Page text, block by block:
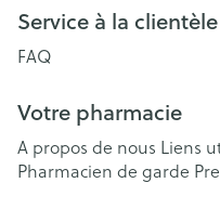
Service à la clientèle
FAQ
Votre pharmacie
A propos de nous Liens
Pharmacien de garde